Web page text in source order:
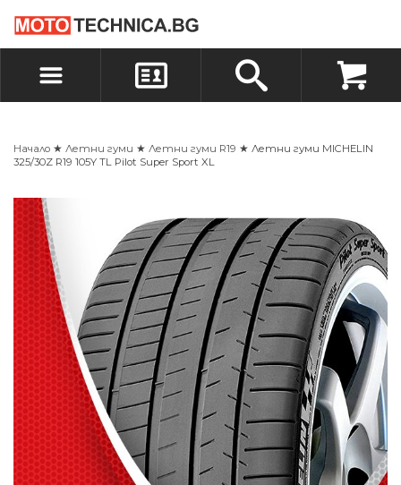
ВХОД
БЪРЗА ПОРЪЧКА ПОРЪЧКА
Начало ★ Летни гуми ★ Летни гуми R19 ★ Летни гуми MICHELIN
325/30Z R19 105Y TL Pilot Super Sport XL